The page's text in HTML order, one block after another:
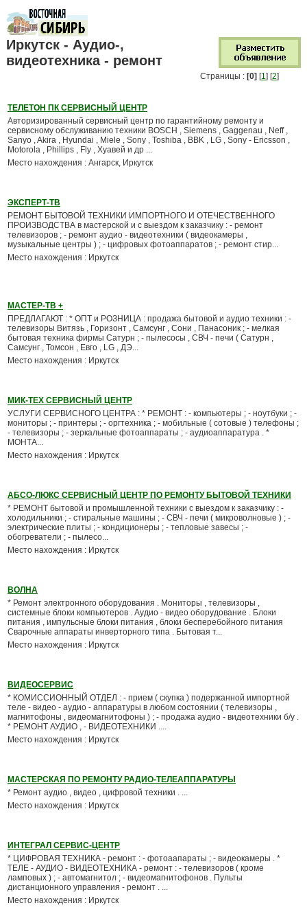
Иркутск - Аудио-,
видеотехника - ремонт
Страницы : [0] [1] [2]
ТЕЛЕТОН ПК СЕРВИСНЫЙ ЦЕНТР
Авторизированный сервисный центр по гарантийному ремонту и
сервисному обслуживанию техники BOSCH , Siemens , Gaggenau , Neff ,
Sanyo , Akira , Hyundai , Miele , Sony , Toshiba , BBK , LG , Sony - Ericsson ,
Motorola , Phillips , Fly , Хуавей и др ...
Место нахождения : Ангарск, Иркутск
ЭКСПЕРТ-ТВ
РЕМОНТ БЫТОВОЙ ТЕХНИКИ ИМПОРТНОГО И ОТЕЧЕСТВЕННОГО
ПРОИЗВОДСТВА в мастерской и с выездом к заказчику : - ремонт
телевизоров ; - ремонт аудио - видеотехники ( видеокамеры ,
музыкальные центры ) ; - цифровых фотоаппаратов ; - ремонт стир...
Место нахождения : Иркутск
МАСТЕР-ТВ +
ПРЕДЛАГАЮТ : * ОПТ и РОЗНИЦА : продажа бытовой и аудио техники : -
телевизоры Витязь , Горизонт , Cамсунг , Сони , Панасоник ; - мелкая
бытовая техника фирмы Сатурн ; - пылесосы , СВЧ - печи ( Сатурн ,
Самсунг , Томсон , Евго , LG , ДЭ...
Место нахождения : Иркутск
МИК-ТЕХ СЕРВИСНЫЙ ЦЕНТР
УСЛУГИ СЕРВИСНОГО ЦЕНТРА : * РЕМОНТ : - компьютеры ; - ноутбуки ; -
мониторы ; - принтеры ; - оргтехника ; - мобильные ( сотовые ) телефоны ;
- телевизоры ; - зеркальные фотоаппараты ; - аудиоаппаратура . *
МОНТА...
Место нахождения : Иркутск
АБСО-ЛЮКС СЕРВИСНЫЙ ЦЕНТР ПО РЕМОНТУ БЫТОВОЙ ТЕХНИКИ
* РЕМОНТ бытовой и промышленной техники с выездом к заказчику : -
холодильники ; - стиральные машины ; - СВЧ - печи ( микроволновые ) ; -
электрические плиты ; - кондиционеры ; - тепловые завесы ; -
обогреватели ; - пылесо...
Место нахождения : Иркутск
ВОЛНА
* Ремонт электронного оборудования . Мониторы , телевизоры ,
системные блоки компьютеров . Аудио - видео оборудование . Блоки
питания , импульсные блоки питания , блоки бесперебойного питания
Сварочные аппараты инверторного типа . Бытовая т...
Место нахождения : Иркутск
ВИДЕОСЕРВИС
* КОМИССИОННЫЙ ОТДЕЛ : - прием ( скупка ) подержанной импортной
теле - видео - аудио - аппаратуры в любом состоянии ( телевизоры ,
магнитофоны , видеомагнитофоны ) ; - продажа аудио - видеотехники б/у .
* РЕМОНТ АУДИО , - ВИДЕОТЕХНИКИ ....
Место нахождения : Иркутск
МАСТЕРСКАЯ ПО РЕМОНТУ РАДИО-ТЕЛЕАППАРАТУРЫ
* Ремонт аудио , видео , цифровой техники . ...
Место нахождения : Иркутск
ИНТЕГРАЛ СЕРВИС-ЦЕНТР
* ЦИФРОВАЯ ТЕХНИКА - ремонт : - фотоаапараты ; - видеокамеры . *
ТЕЛЕ - АУДИО - ВИДЕОТЕХНИКА - ремонт : - телевизоров ( кроме
ламповых ) ; - автомагнитол ; - видеомагнитофонов . Пульты
дистанционного управления - ремонт . ...
Место нахождения : Иркутск